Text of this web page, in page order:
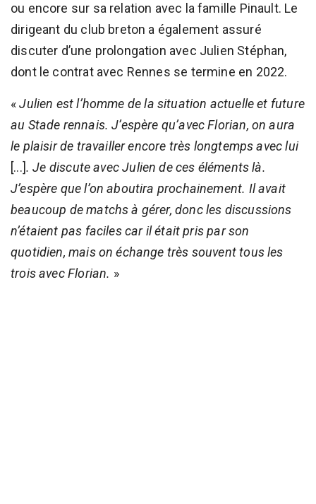
ou encore sur sa relation avec la famille Pinault. Le
dirigeant du club breton a également assuré
discuter d’une prolongation avec Julien Stéphan,
dont le contrat avec Rennes se termine en 2022.
«Julien est l’homme de la situation actuelle et future
au Stade rennais. J’espère qu’avec Florian, on aura
le plaisir de travailler encore très longtemps avec lui
[...]. Je discute avec Julien de ces éléments là.
J’espère que l’on aboutira prochainement. Il avait
beaucoup de matchs à gérer, donc les discussions
n’étaient pas faciles car il était pris par son
quotidien, mais on échange très souvent tous les
trois avec Florian. »